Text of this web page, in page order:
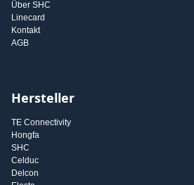
Über SHC
Linecard
Kontakt
AGB
Hersteller
TE Connectivity
Hongfa
SHC
Celduc
Delcon